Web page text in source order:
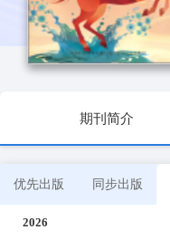
期刊简介
优先出版 同步出版
2026